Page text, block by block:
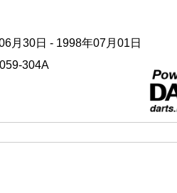
月30日 - 1998年07月01日
304A